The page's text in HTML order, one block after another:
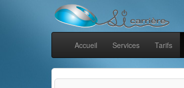
Accueil Services Tarifs